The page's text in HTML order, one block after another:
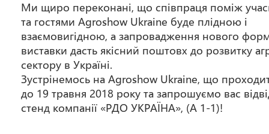
Ми щиро переконані, що співпраця поміж
та гостями Agroshow Ukraine буде плідною і
взаємовигідною, а запровадження нового
виставки дасть якісний поштовх до розвитку
сектору в Україні.
Зустрінемось на Agroshow Ukraine, що
до 19 травня 2018 року та запрошуємо вас
стенд компанії «РДО УКРАЇНА», (А 1-1)!